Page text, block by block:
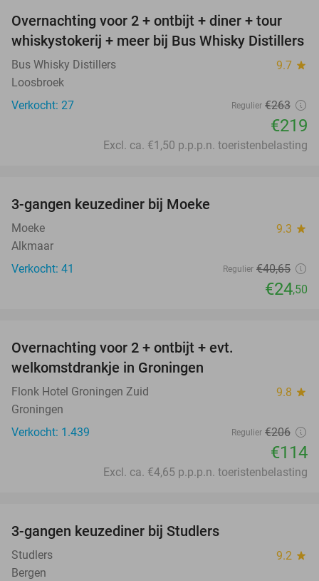
17%
Overnachting voor 2 + ontbijt + diner + tour
whiskystokerij + meer bij Bus Whisky Distillers
Bus Whisky Distillers 9.7 star
Loosbroek
Verkocht: 27
Regulier €263
€219
Excl. ca. €1,50 p.p.p.n. toeristenbelasting
3-gangen keuzediner bij Moeke
Moeke 9.3 star
Alkmaar
Verkocht: 41
Regulier €40,65
€24,50
Overnachting voor 2 + ontbijt + evt.
welkomstdrankje in Groningen
Flonk Hotel Groningen Zuid 9.8 star
Groningen
Verkocht: 1.439
Regulier €206
€114
Excl. ca. €4,65 p.p.p.n. toeristenbelasting
3-gangen keuzediner bij Studlers
Studlers 9.2 star
Bergen